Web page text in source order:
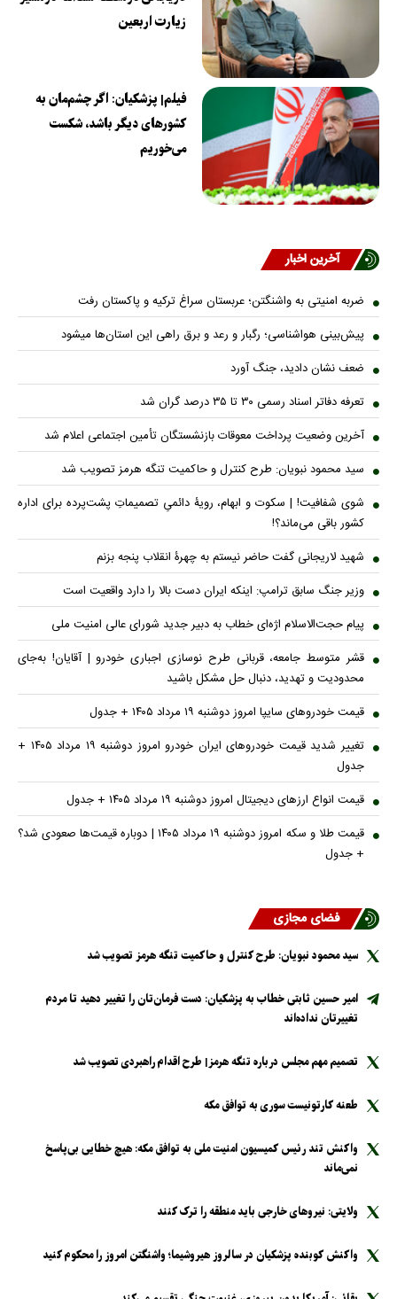
زیارت اربعین
فیلم| پزشکیان: اگر چشم‌مان به
کشورهای دیگر باشد، شکست
می‌خوریم
آخرین اخبار
ضربه امنیتی به واشنگتن؛ عربستان سراغ ترکیه و پاکستان رفت
پیش‌بینی هواشناسی؛ رگبار و رعد و برق راهی این استان‌ها میشود
ضعف نشان دادید، جنگ آورد
تعرفه دفاتر اسناد رسمی ۳۰ تا ۳۵ درصد گران شد
آخرین وضعیت پرداخت معوقات بازنشستگان تأمین اجتماعی اعلام شد
سید محمود نبویان: طرح کنترل و حاکمیت تنگه هرمز تصویب شد
شوی شفافیت! | سکوت و ابهام، رویۀ دائمیِ تصمیماتِ پشت‌پرده برای اداره
کشور باقی می‌ماند؟!
شهید لاریجانی گفت حاضر نیستم به چهرۀ انقلاب پنجه بزنم
وزیر جنگ سابق ترامپ: اینکه ایران دست بالا را دارد واقعیت است
پیام حجت‌الاسلام اژه‌ای خطاب به دبیر جدید شورای عالی امنیت ملی
قشر متوسط جامعه، قربانی طرح نوسازی اجباری خودرو | آقایان! به‌جای
محدودیت و تهدید، دنبال حل مشکل باشید
قیمت خودرو‌های سایپا امروز دوشنبه ۱۹ مرداد ۱۴۰۵ + جدول
تغییر شدید قیمت خودرو‌های ایران خودرو امروز دوشنبه ۱۹ مرداد ۱۴۰۵ +
جدول
قیمت انواع ارز‌های دیجیتال امروز دوشنبه ۱۹ مرداد ۱۴۰۵ + جدول
قیمت طلا و سکه امروز دوشنبه ۱۹ مرداد ۱۴۰۵ | دوباره قیمت‌ها صعودی شد؟
+ جدول
فضای مجازی
سید محمود نبویان: طرح کنترل و حاکمیت تنگه هرمز تصویب شد
امیر حسین ثابتی خطاب به پزشکیان: دست فرمان‌تان را تغییر دهید تا مردم
تغییرتان نداده‌اند
تصمیم مهم مجلس درباره تنگه هرمز| طرح اقدام راهبردی تصویب شد
طعنه کارتونیست سوری به توافق مکه
واکنش تند رئیس کمیسیون امنیت ملی به توافق مکه: هیچ خطایی بی‌پاسخ
نمی‌ماند
ولایتی: نیرو‌های خارجی باید منطقه را ترک کنند
واکنش کوبنده پزشکیان در سالروز هیروشیما؛ واشنگتن امروز را محکوم کنید